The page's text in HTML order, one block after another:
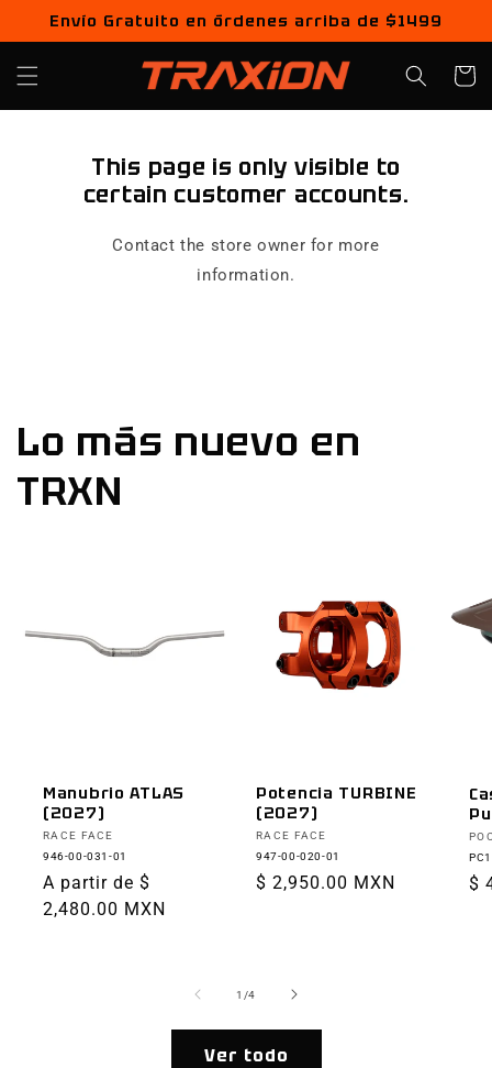
directamente
al contenido
Envío Gratuito en órdenes arriba de $1499
Carrito
This page is only visible to
certain customer accounts.
Contact the store owner for more
information.
Lo más nuevo en
TRXN
Manubrio ATLAS
(2027)
Proveedor:
RACE FACE
946-00-031-01
Precio
habitual
A partir de $
2,480.00 MXN
Potencia TURBINE
(2027)
Proveedor:
RACE FACE
947-00-020-01
Precio
$ 2,950.00 MXN $
1 /de
4
Ver todo